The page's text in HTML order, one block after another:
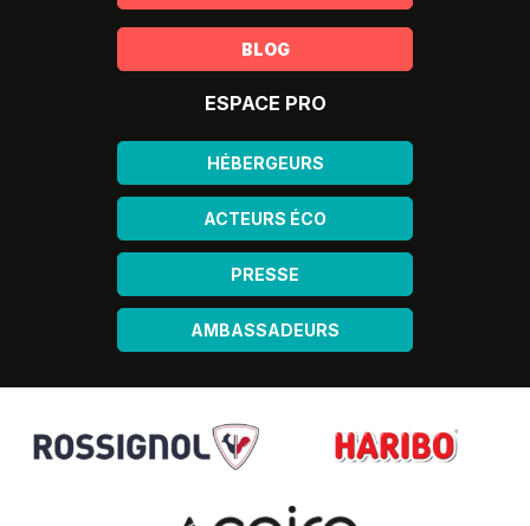
BLOG
ESPACE PRO
HÉBERGEURS
ACTEURS ÉCO
PRESSE
AMBASSADEURS